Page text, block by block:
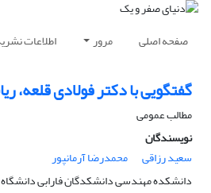
صفحه اصلی مرور اطلاعات
گفتگویی با دکتر فولادی
مطالب عمومی
نویسندگان
سعید رزاقی
محمدرضا آرمانپور
دانشکده مهندسی دانشکدگان فارابی